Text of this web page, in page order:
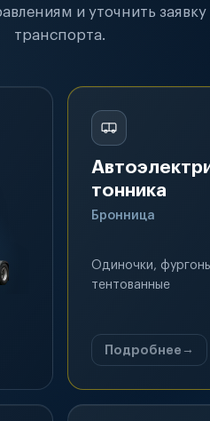
и уточнить
транспорта.
тонника
Бронница
Одиночки,
тентованные
Подробнее